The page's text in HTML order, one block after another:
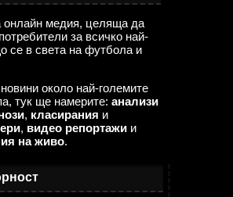
онлайн медия, целяща да
за всичко най-
се в света на футбола и
около най-големите
тук ще намерите: анализи
, класирания и
, видео репортажи и
на живо.